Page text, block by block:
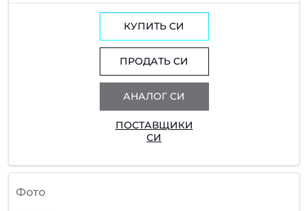
КУПИТЬ СИ
ПРОДАТЬ СИ
АНАЛОГ СИ
ПОСТАВЩИКИ
СИ
Фото